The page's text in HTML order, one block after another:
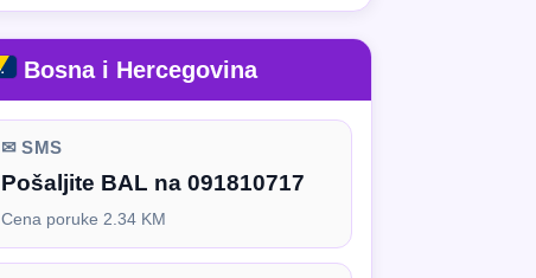
Bosna i Hercegovina
✉ SMS
Pošaljite BAL na 091810717
Cena poruke 2.34 KM